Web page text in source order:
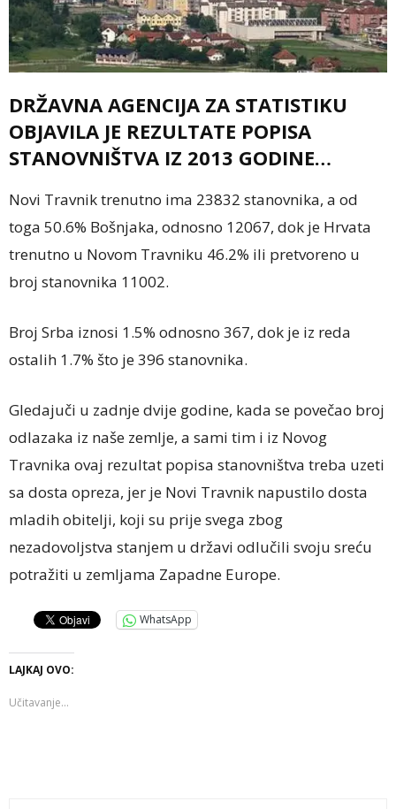
DRŽAVNA AGENCIJA ZA STATISTIKU
OBJAVILA JE REZULTATE POPISA
STANOVNIŠTVA IZ 2013 GODINE…
Novi Travnik trenutno ima 23832 stanovnika, a od
toga 50.6% Bošnjaka, odnosno 12067, dok je Hrvata
trenutno u Novom Travniku 46.2% ili pretvoreno u
broj stanovnika 11002.
Broj Srba iznosi 1.5% odnosno 367, dok je iz reda
ostalih 1.7% što je 396 stanovnika.
Gledajuči u zadnje dvije godine, kada se povečao broj
odlazaka iz naše zemlje, a sami tim i iz Novog
Travnika ovaj rezultat popisa stanovništva treba uzeti
sa dosta opreza, jer je Novi Travnik napustilo dosta
mladih obitelji, koji su prije svega zbog
nezadovoljstva stanjem u državi odlučili svoju sreću
potražiti u zemljama Zapadne Europe.
WhatsApp
LAJKAJ OVO:
Učitavanje...